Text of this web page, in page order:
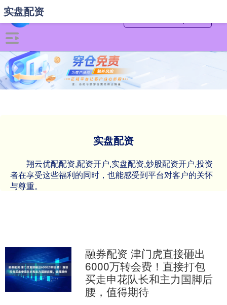
实盘配资
翔云优配配资,配资开户,实盘配资,炒股配资开户,投资
者在享受这些福利的同时，也能感受到平台对客户的关怀
与尊重。
实盘配资
融券配资 津门虎直接砸出
6000万转会费！直接打包
买走申花队长和主力国脚后
腰，值得期待